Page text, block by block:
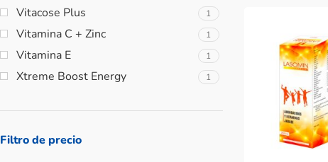
Vitacose Plus 1
Vitamina C + Zinc 1
Vitamina E 1
Xtreme Boost Energy 1
Filtro de precio